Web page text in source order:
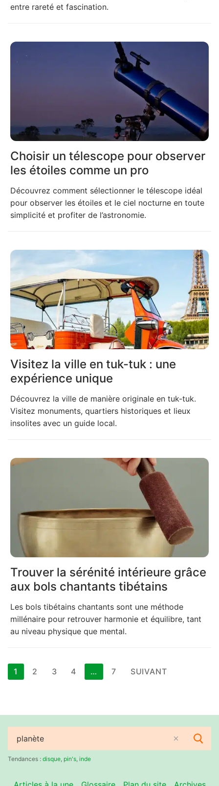
entre rareté et fascination.
Choisir un télescope pour observer
les étoiles comme un pro
Découvrez comment sélectionner le télescope idéal
pour observer les étoiles et le ciel nocturne en toute
simplicité et profiter de l’astronomie.
Visitez la ville en tuk-tuk : une
expérience unique
Découvrez la ville de manière originale en tuk-tuk.
Visitez monuments, quartiers historiques et lieux
insolites avec un guide local.
Trouver la sérénité intérieure grâce
aux bols chantants tibétains
Les bols tibétains chantants sont une méthode
millénaire pour retrouver harmonie et équilibre, tant
au niveau physique que mental.
Pagination
des
1 2 3 4 … 7 SUIVANT
Rechercher
:Tendances : disque pin's inde